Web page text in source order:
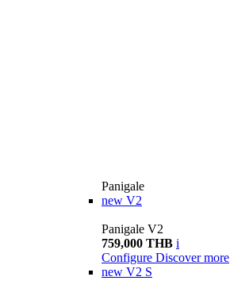
Panigale
new V2
Panigale V2
759,000 THB i
Configure Discover more
new V2 S